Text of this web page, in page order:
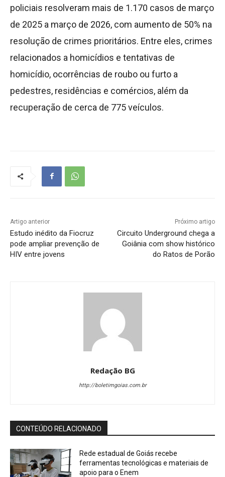
policiais resolveram mais de 1.170 casos de março
de 2025 a março de 2026, com aumento de 50% na
resolução de crimes prioritários. Entre eles, crimes
relacionados a homicídios e tentativas de
homicídio, ocorrências de roubo ou furto a
pedestres, residências e comércios, além da
recuperação de cerca de 775 veículos.
Artigo anterior
Estudo inédito da Fiocruz
pode ampliar prevenção de
HIV entre jovens
Próximo artigo
Circuito Underground chega a
Goiânia com show histórico
do Ratos de Porão
Redação BG
http://boletimgoias.com.br
CONTEÚDO RELACIONADO
Rede estadual de Goiás recebe
ferramentas tecnológicas e materiais de
apoio para o Enem